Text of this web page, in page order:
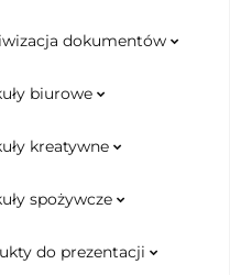
dokumentów
biurowe
kreatywne
spożywcze
do prezentacji